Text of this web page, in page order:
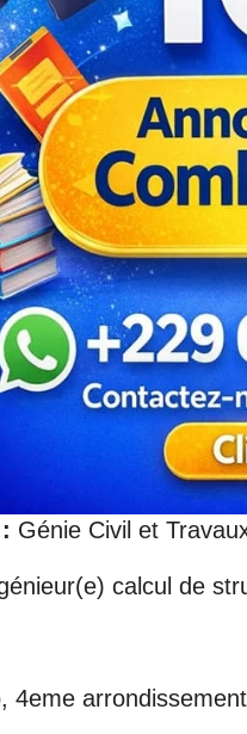
Génie Civil et
calcul de
4eme arrondissement